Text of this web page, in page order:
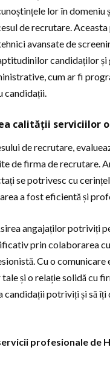
lor în domeniu
de recrutare.
avansate de
candidaților și
cum ar fi
candidații.
calității serviciilor
de recrutare,
de firma de recrutare.
se potrivesc cu
a fost eficientă și
angajaților potriviți
prin colaborarea
Cu o comunicare
și o relație solidă cu
potriviți și să îți
profesionale de